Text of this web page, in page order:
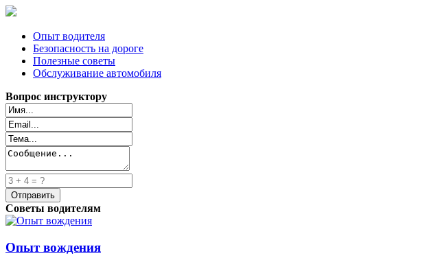
Опыт водителя
Безопасность на дороге
Полезные советы
Обслуживание автомобиля
Вопрос инструктору
Советы водителям
Опыт вождения